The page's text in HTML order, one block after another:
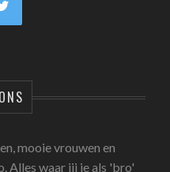
mooie vrouwen en
Alles waar jij je als 'bro'